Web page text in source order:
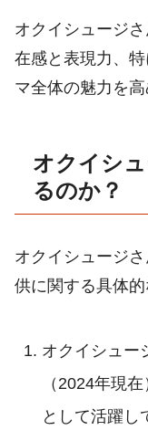
オクイシュージ
在感と表現力、
マ全体の魅力を
オクイシ
るのか？
オクイシュージ
供に関する具体
オクイシュー
（2024年現
として活躍し